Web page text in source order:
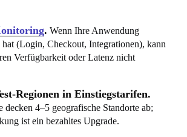
. Wenn Ihre Anwendung
(Login, Checkout, Integrationen), kann
Verfügbarkeit oder Latenz nicht
Regionen in Einstiegstarifen.
decken 4–5 geografische Standorte ab;
ist ein bezahltes Upgrade.